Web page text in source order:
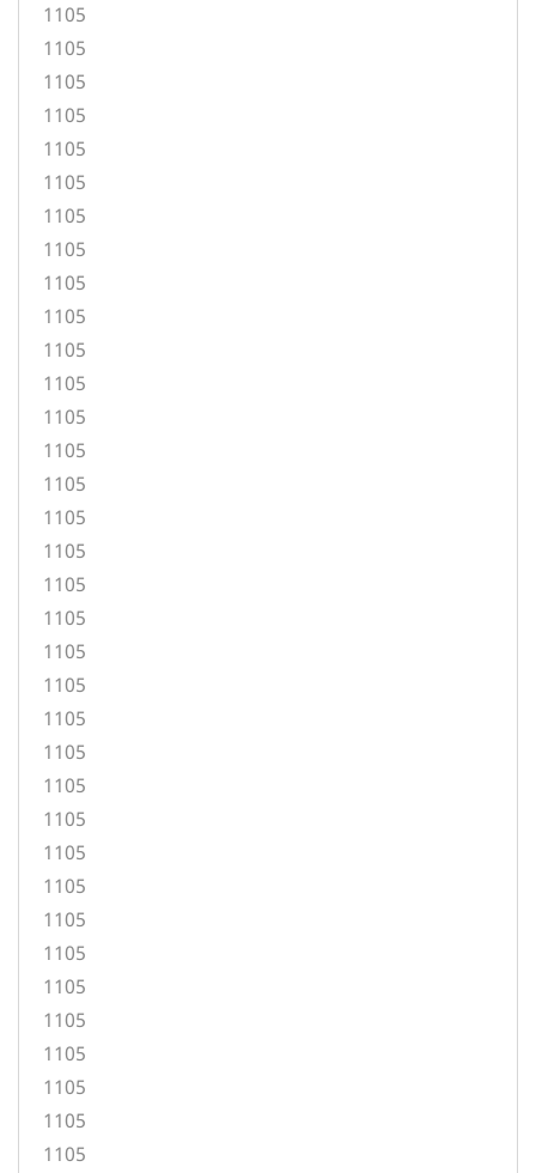
1105
1105
1105
1105
1105
1105
1105
1105
1105
1105
1105
1105
1105
1105
1105
1105
1105
1105
1105
1105
1105
1105
1105
1105
1105
1105
1105
1105
1105
1105
1105
1105
1105
1105
1105